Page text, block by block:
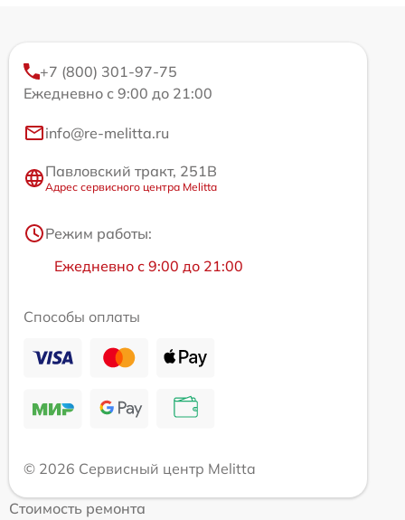
+7 (800) 301-97-75
Ежедневно с 9:00 до 21:00
info@re-melitta.ru
Павловский тракт, 251В
Адрес сервисного центра Melitta
Режим работы:
Ежедневно с 9:00 до 21:00
Способы оплаты
© 2026 Сервисный центр Melitta
Стоимость ремонта